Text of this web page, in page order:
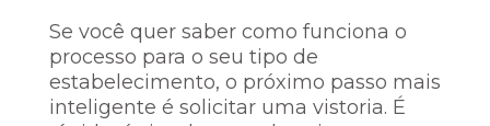
Se você quer saber como funciona o
processo para o seu tipo de
estabelecimento, o próximo passo mais
inteligente é solicitar uma vistoria. É